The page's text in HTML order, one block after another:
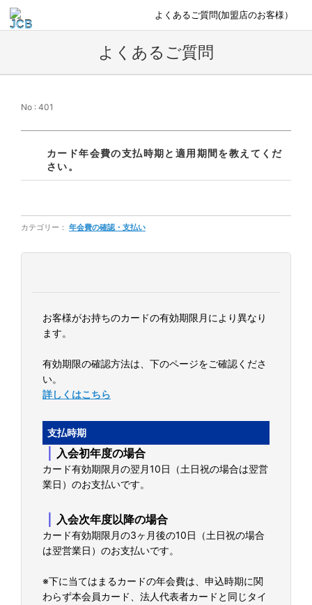
よくあるご質問(加盟店のお客様）
よくあるご質問
No : 401
カード年会費の支払時期と適用期間を教えてくだ
さい。
カテゴリー： 年会費の確認・支払い
お客様がお持ちのカードの有効期限月により異なり
ます。
有効期限の確認方法は、下のページをご確認くださ
い。
詳しくはこちら
支払時期
｜ 入会初年度の場合
カード有効期限月の翌月10日（土日祝の場合は翌営
業日）のお支払いです。
｜ 入会次年度以降の場合
カード有効期限月の3ヶ月後の10日（土日祝の場合
は翌営業日）のお支払いです。
※下に当てはまるカードの年会費は、申込時期に関
わらず本会員カード、法人代表者カードと同じタイ